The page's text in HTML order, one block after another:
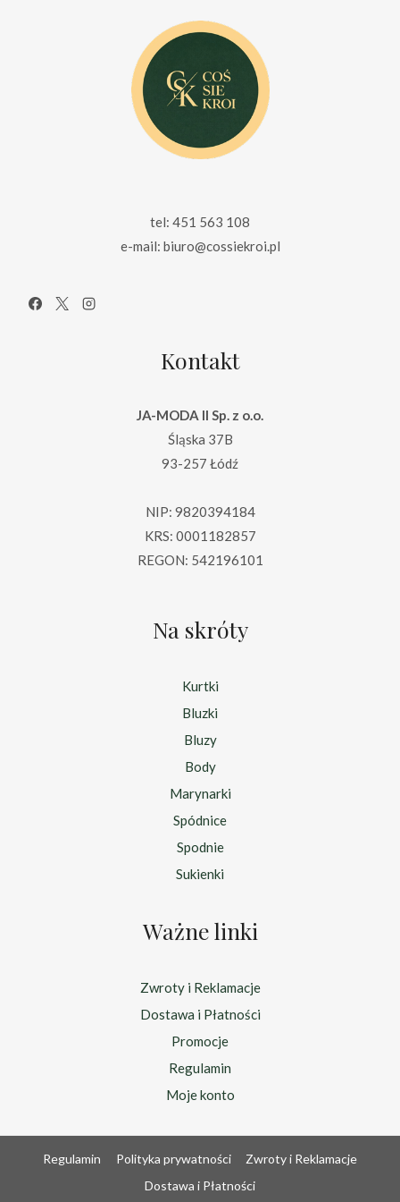
tel: 451 563 108
e-mail: biuro@cossiekroi.pl
Kontakt
JA-MODA II Sp. z o.o.
Śląska 37B
93-257 Łódź
NIP: 9820394184
KRS: 0001182857
REGON: 542196101
Na skróty
Kurtki
Bluzki
Bluzy
Body
Marynarki
Spódnice
Spodnie
Sukienki
Ważne linki
Zwroty i Reklamacje
Dostawa i Płatności
Promocje
Regulamin
Moje konto
Regulamin Polityka prywatności
Zwroty i Reklamacje
Dostawa i Płatności